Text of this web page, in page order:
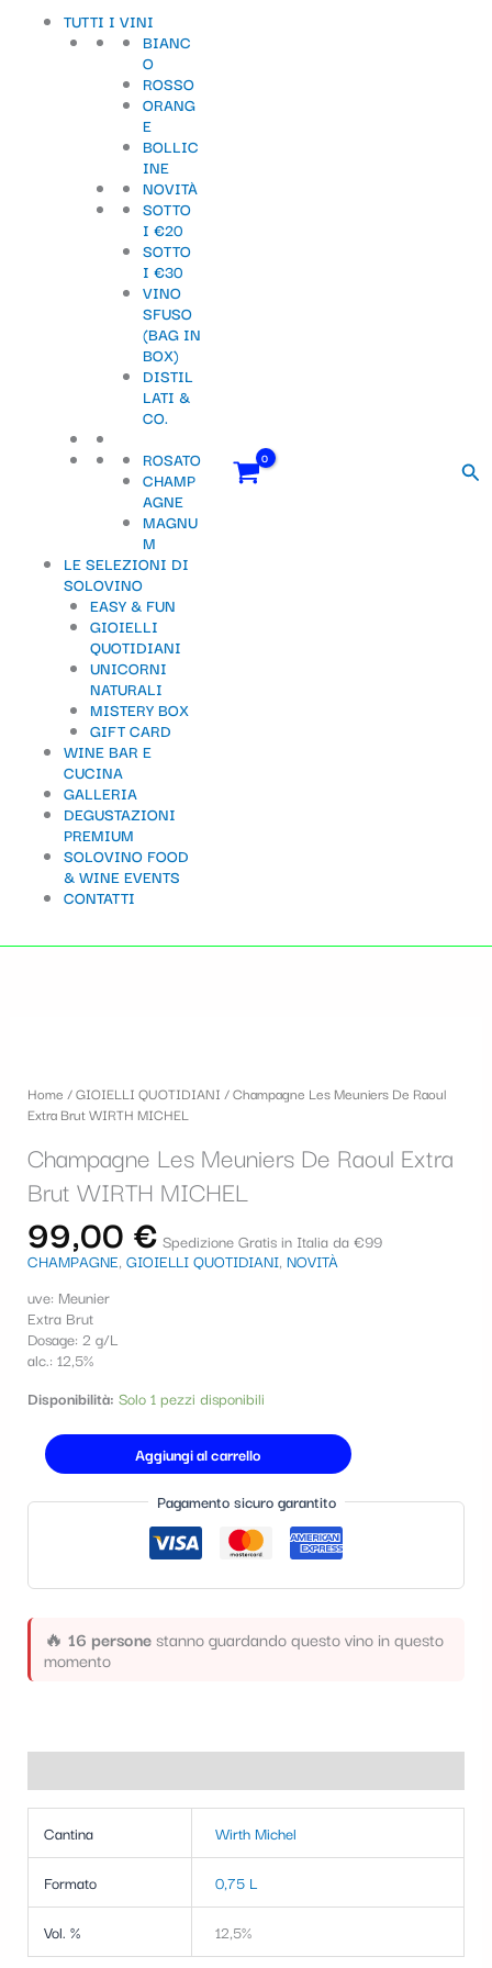
TUTTI I VINI
BIANC
O
ROSSO
ORANG
E
BOLLIC
INE
NOVITÀ
SOTTO
I €20
SOTTO
I €30
VINO
SFUSO
(BAG IN
BOX)
DISTIL
LATI &
CO.
ROSATO
CHAMP
AGNE
MAGNU
M
LE SELEZIONI DI
SOLOVINO
EASY & FUN
GIOIELLI
QUOTIDIANI
UNICORNI
NATURALI
MISTERY BOX
GIFT CARD
WINE BAR E
CUCINA
GALLERIA
DEGUSTAZIONI
PREMIUM
SOLOVINO FOOD
& WINE EVENTS
CONTATTI
Home /GIOIELLI QUOTIDIANI / Champagne Les Meuniers De Raoul
Extra Brut WIRTH MICHEL
Champagne Les Meuniers De Raoul Extra
Brut WIRTH MICHEL
99,00 € Spedizione Gratis in Italia da €99
CHAMPAGNE, GIOIELLI QUOTIDIANI, NOVITÀ
uve: Meunier
Extra Brut
Dosage: 2 g/L
alc.: 12,5%
Disponibilità: Solo 1 pezzi disponibili
De
Raoul
Brut
WIRTH
MICHEL
quantità
Aggiungi al carrello
Pagamento sicuro garantito
🔥 16 personestanno guardando questo vino in questo
momento
Cantina Wirth Michel
Formato 0,75 L
Vol. % 12,5%
Carrello: